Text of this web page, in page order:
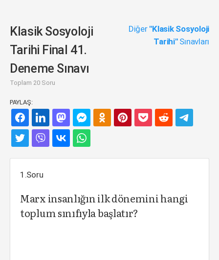
Klasik Sosyoloji
Tarihi Final 41.
Deneme Sınavı
Toplam 20 Soru
Diğer "Klasik Sosyoloji
Tarihi"Sınavları
PAYLAŞ:
1.Soru
Marx insanlığın ilk dönemini hangi
toplum sınıfıyla başlatır?